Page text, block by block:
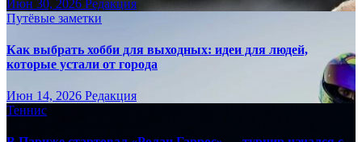
Июн 30, 2026 Редакция
Путёвые заметки
Как выбрать хобби для выходных: идеи для людей,
которые устали от города
Июн 14, 2026 Редакция
Теннис